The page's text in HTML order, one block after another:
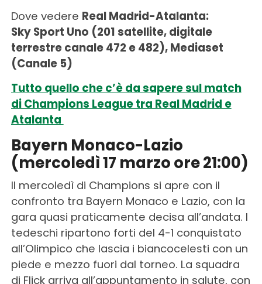
Dove vedere Real Madrid-Atalanta:
Sky Sport Uno (201 satellite, digitale
terrestre canale 472 e 482), Mediaset
(Canale 5)
Tutto quello che c’è da sapere sul match
di Champions League tra Real Madrid e
Atalanta
Bayern Monaco-Lazio
(mercoledì 17 marzo ore 21:00)
Il mercoledì di Champions si apre con il
confronto tra Bayern Monaco e Lazio, con la
gara quasi praticamente decisa all’andata. I
tedeschi ripartono forti del 4-1 conquistato
all’Olimpico che lascia i biancocelesti con un
piede e mezzo fuori dal torneo. La squadra
di Flick arriva all’appuntamento in salute, con